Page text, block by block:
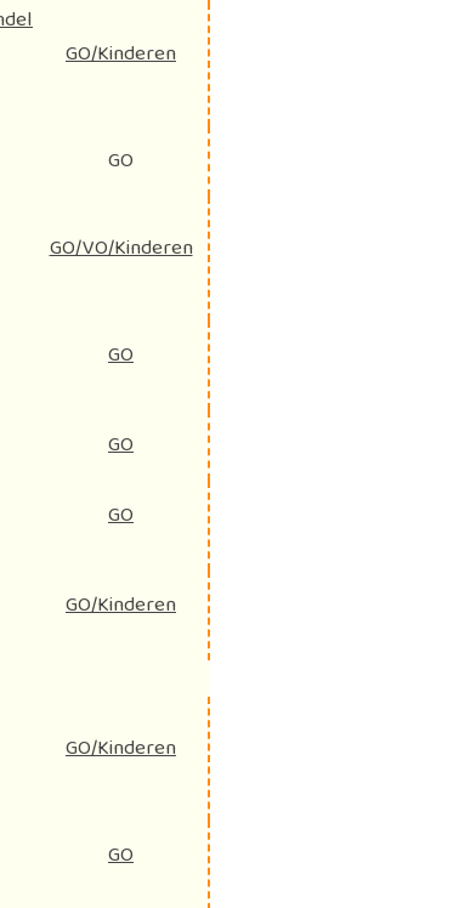
GO/Kinderen
GO
GO/VO/Kinderen
GO
GO
GO
GO/Kinderen
GO/Kinderen
GO